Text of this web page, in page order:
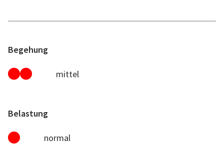
Begehung
mittel
Belastung
normal